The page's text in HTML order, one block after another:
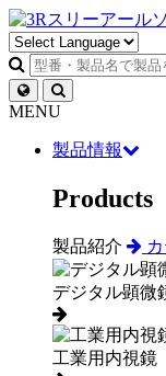
MENU
製品情報
Products
製品紹介
デジタル顕微
工業用内視鏡